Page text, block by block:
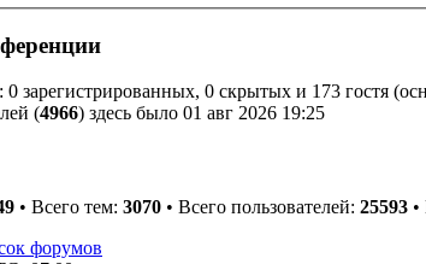
0 зарегистрированных, 0 скрытых и 173 гостя
(4966) здесь было 01 авг 2026 19:25
• Всего тем: 3070 • Всего пользователей: 25593
форумов